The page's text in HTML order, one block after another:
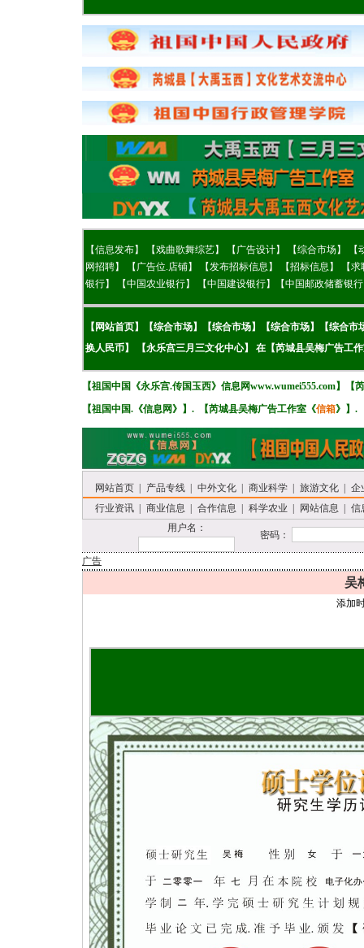
【信息发布】 【戏曲歌舞综艺】 【广告设计】 【综合市场】 【
网招聘】
【 广告位.店铺】 【发布招标信息】 【招标信息】 【求
银行】
【中国农业银行】 【中国建设银行】 【中国邮政储蓄银
【 网站首页】【综合市场】 【综合市场】 【综合市场】 【综合市
换人民币】
【永乐宫三月三文化中心】 在 【芮城县吴梅广告工
【祖国中国《永乐宫.传国玉西》 信息网www.wumei555.com】 【
【祖国中国.《信息网 》 】. 【芮城县吴梅广告工作室《信箱》 】.
网站首页 产品专线 中外文化 商业科学 旅游文化
企
行业资讯
商业信息 合作信息 科学农业 网站信息
信
用户名：
密码：
广告
吴
添加